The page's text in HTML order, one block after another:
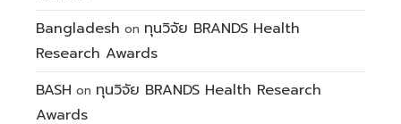
Bangladesh on ทุนวิจัย BRANDS Health
Research Awards
BASH on ทุนวิจัย BRANDS Health Research
Awards